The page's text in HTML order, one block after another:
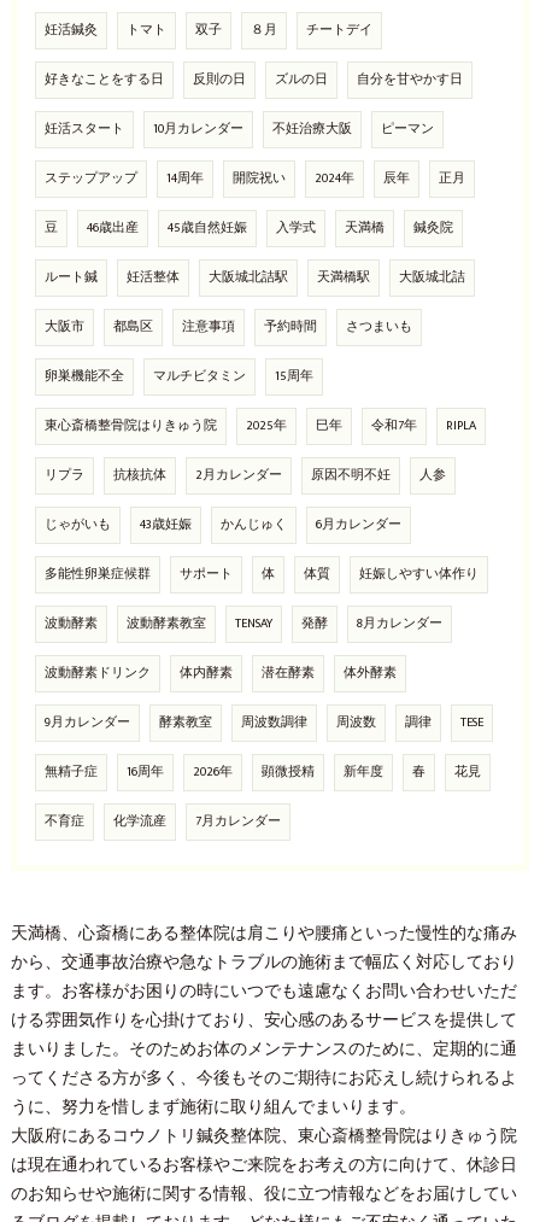
妊活鍼灸 トマト 双子 ８月 チートデイ
好きなことをする日 反則の日 ズルの日 自分を甘やかす日
妊活スタート 10月カレンダー 不妊治療大阪 ピーマン
ステップアップ 14周年 開院祝い 2024年 辰年 正月
豆 46歳出産 45歳自然妊娠 入学式 天満橋 鍼灸院
ルート鍼 妊活整体 大阪城北詰駅 天満橋駅 大阪城北詰
大阪市 都島区 注意事項 予約時間 さつまいも
卵巣機能不全 マルチビタミン 15周年
東心斎橋整骨院はりきゅう院 2025年 巳年 令和7年 RIPLA
リプラ 抗核抗体 2月カレンダー 原因不明不妊 人参
じゃがいも 43歳妊娠 かんじゅく 6月カレンダー
多能性卵巣症候群 サポート 体 体質 妊娠しやすい体作り
波動酵素 波動酵素教室 TENSAY 発酵 8月カレンダー
波動酵素ドリンク 体内酵素 潜在酵素 体外酵素
9月カレンダー 酵素教室 周波数調律 周波数 調律 TESE
無精子症 16周年 2026年 顕微授精 新年度 春 花見
不育症 化学流産 7月カレンダー
天満橋、心斎橋にある整体院は肩こりや腰痛といった慢性的な痛み
から、交通事故治療や急なトラブルの施術まで幅広く対応しており
ます。お客様がお困りの時にいつでも遠慮なくお問い合わせいただ
ける雰囲気作りを心掛けており、安心感のあるサービスを提供して
まいりました。そのためお体のメンテナンスのために、定期的に通
ってくださる方が多く、今後もそのご期待にお応えし続けられるよ
うに、努力を惜しまず施術に取り組んでまいります。
大阪府にあるコウノトリ鍼灸整体院、東心斎橋整骨院はりきゅう院
は現在通われているお客様やご来院をお考えの方に向けて、休診日
のお知らせや施術に関する情報、役に立つ情報などをお届けしてい